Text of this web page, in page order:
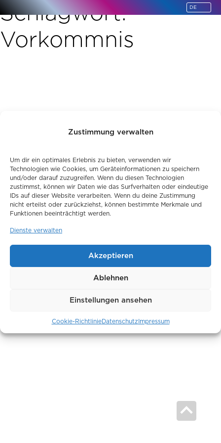
Zustimmung verwalten
Um dir ein optimales Erlebnis zu bieten, verwenden wir
Technologien wie Cookies, um Geräteinformationen zu speichern
und/oder darauf zuzugreifen. Wenn du diesen Technologien
zustimmst, können wir Daten wie das Surfverhalten oder eindeutige
IDs auf dieser Website verarbeiten. Wenn du deine Zustimmung
nicht erteilst oder zurückziehst, können bestimmte Merkmale und
Funktionen beeinträchtigt werden.
Dienste verwalten
Akzeptieren
Ablehnen
Einstellungen ansehen
Cookie-RichtlinieDatenschutz Impressum
Schlagwort:
Vorkommnis